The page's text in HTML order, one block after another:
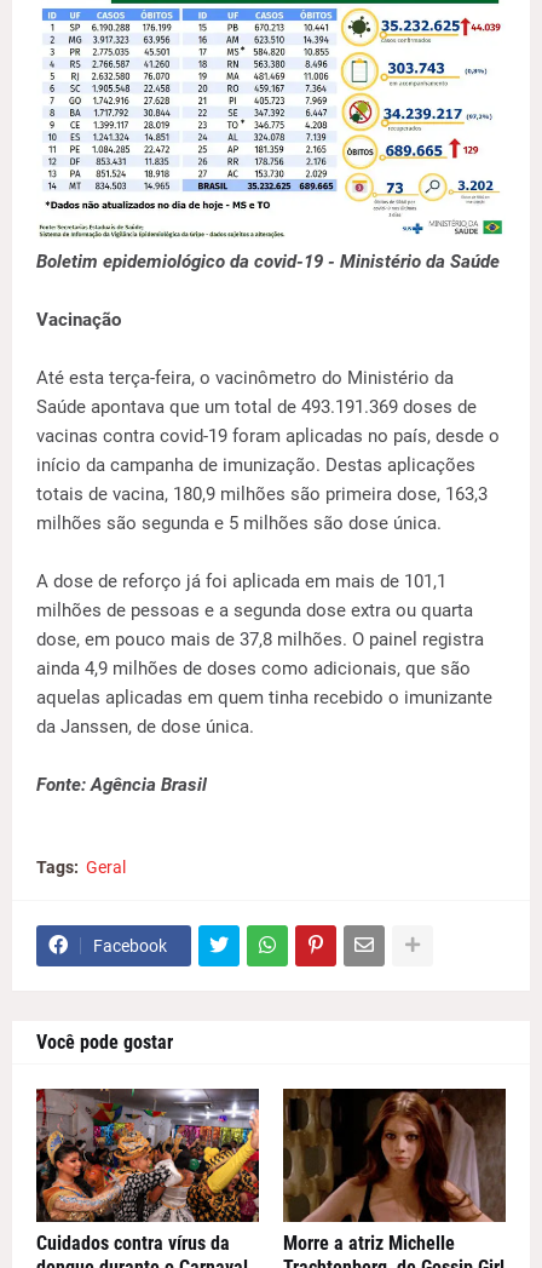
Boletim epidemiológico da covid-19 - Ministério da Saúde
Vacinação
Até esta terça-feira, o vacinômetro do Ministério da
Saúde apontava que um total de 493.191.369 doses de
vacinas contra covid-19 foram aplicadas no país, desde o
início da campanha de imunização. Destas aplicações
totais de vacina, 180,9 milhões são primeira dose, 163,3
milhões são segunda e 5 milhões são dose única.
A dose de reforço já foi aplicada em mais de 101,1
milhões de pessoas e a segunda dose extra ou quarta
dose, em pouco mais de 37,8 milhões. O painel registra
ainda 4,9 milhões de doses como adicionais, que são
aquelas aplicadas em quem tinha recebido o imunizante
da Janssen, de dose única.
Fonte: Agência Brasil
Tags: Geral
Facebook
Você pode gostar
Cuidados contra vírus da
Morre a atriz Michelle